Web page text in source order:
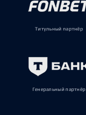
Титульный партнёр
Генеральный партнёр